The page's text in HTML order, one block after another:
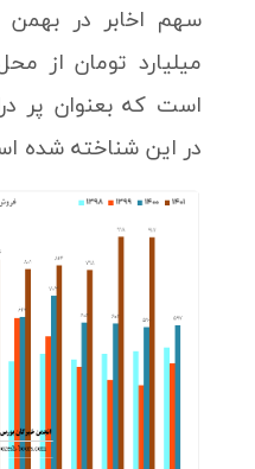
میلیارد تومان از
است که بعنوان پر
در این شناخته شده